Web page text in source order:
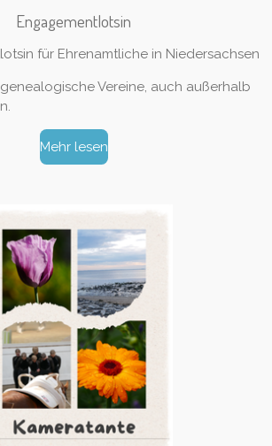
Engagementlotsin
für Ehrenamtliche in Niedersachsen
Vereine, auch außerhalb
Mehr lesen